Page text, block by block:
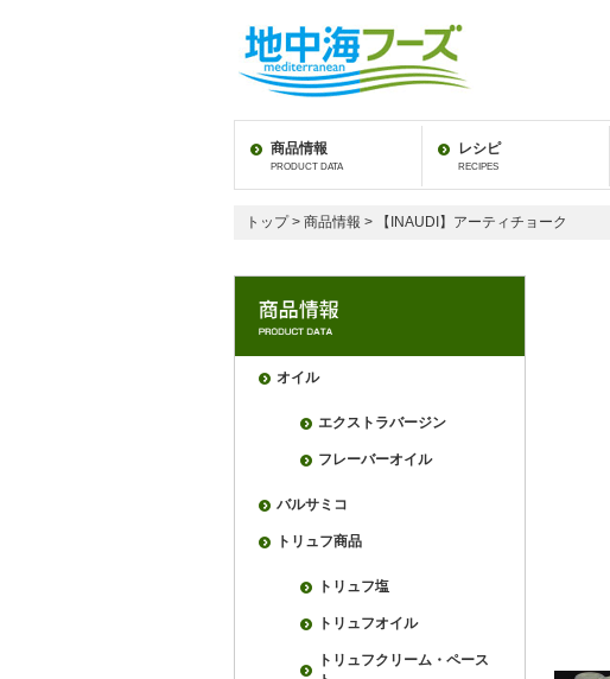
商品情報
PRODUCT DATA
レシピ
RECIPES
トップ> 商品情報 > 【INAUDI】アーティチョーク
オイル
エクストラバージン
フレーバーオイル
バルサミコ
トリュフ商品
トリュフ塩
トリュフオイル
トリュフクリーム・ペース